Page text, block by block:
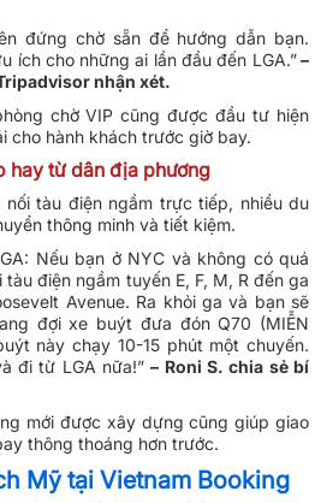
đứng chờ sẵn để hướng dẫn bạn.
ích cho những ai lần đầu đến LGA.”–
nhận xét.
chờ VIP cũng được đầu tư hiện
cho hành khách trước giờ bay.
hay từ dân địa phương
tàu điện ngầm trực tiếp, nhiều du
thông minh và tiết kiệm.
Nếu bạn ở NYC và không có quá
tàu điện ngầm tuyến E, F, M, R đến ga
Avenue. Ra khỏi ga và bạn sẽ
đợi xe buýt đưa đón Q70 (MIỄN
này chạy 10-15 phút một chuyến.
đi từ LGA nữa!”– Roni S. chia sẻ bí
mới được xây dựng cũng giúp giao
thông thoáng hơn trước.
Mỹ tại Vietnam Booking